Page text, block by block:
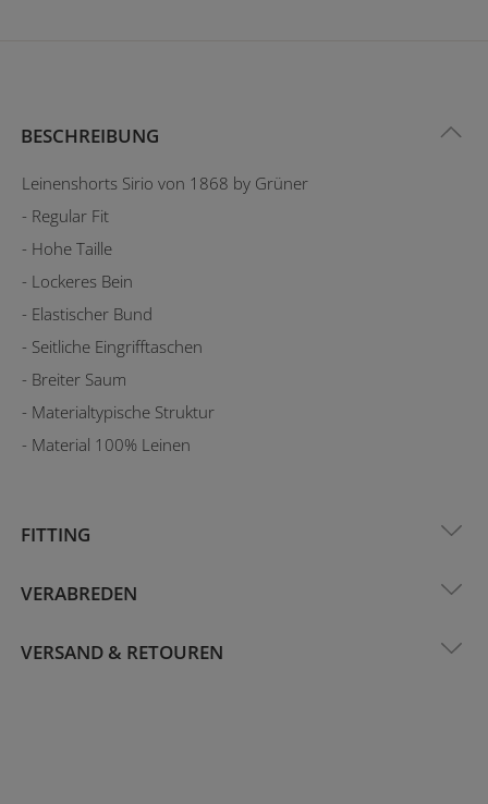
BESCHREIBUNG
Leinenshorts Sirio von 1868 by Grüner
- Regular Fit
- Hohe Taille
- Lockeres Bein
- Elastischer Bund
- Seitliche Eingrifftaschen
- Breiter Saum
- Materialtypische Struktur
- Material 100% Leinen
FITTING
VERABREDEN
VERSAND & RETOUREN